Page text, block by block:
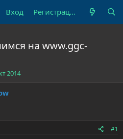
Вход Регистрация
на www.ggc-
2014
#1